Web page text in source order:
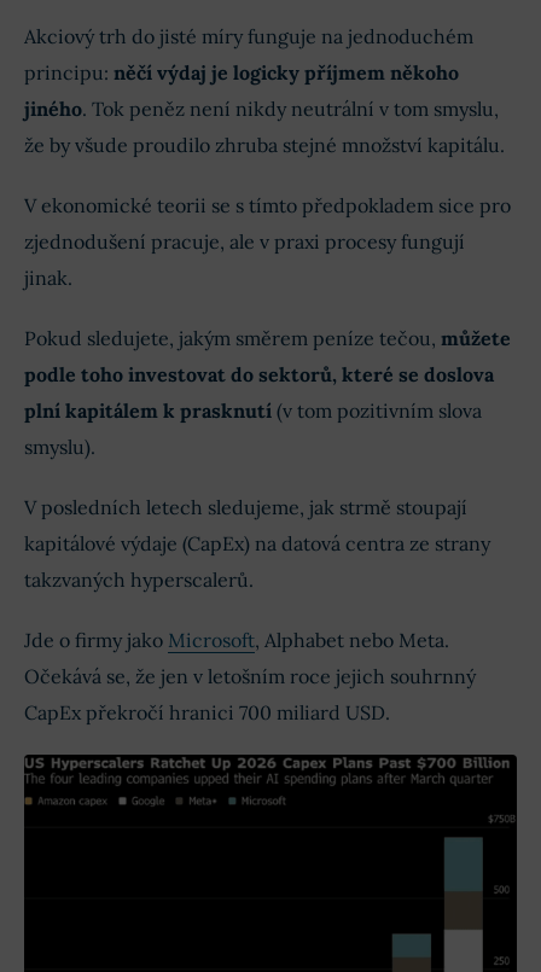
Akciový trh do jisté míry funguje na jednoduchém
principu: něčí výdaj je logicky příjmem někoho
jiného. Tok peněz není nikdy neutrální v tom smyslu,
že by všude proudilo zhruba stejné množství kapitálu.
V ekonomické teorii se s tímto předpokladem sice pro
zjednodušení pracuje, ale v praxi procesy fungují
jinak.
Pokud sledujete, jakým směrem peníze tečou, můžete
podle toho investovat do sektorů, které se doslova
plní kapitálem k prasknutí (v tom pozitivním slova
smyslu).
V posledních letech sledujeme, jak strmě stoupají
kapitálové výdaje (CapEx) na datová centra ze strany
takzvaných hyperscalerů.
Jde o firmy jako Microsoft, Alphabet nebo Meta.
Očekává se, že jen v letošním roce jejich souhrnný
CapEx překročí hranici 700 miliard USD.